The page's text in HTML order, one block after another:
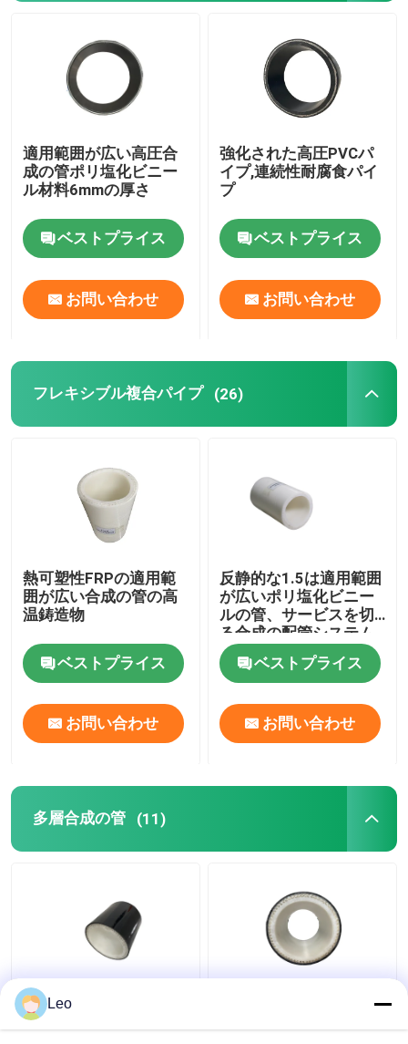
適用範囲が広い高圧合
成の管ポリ塩化ビニー
ル材料6mmの厚さ
ベストプライス
お問い合わせ
強化された高圧PVCパ
イプ,連続性耐腐食パイ
プ
ベストプライス
お問い合わせ
フレキシブル複合パイプ (26)
熱可塑性FRPの適用範
囲が広い合成の管の高
温鋳造物
ベストプライス
お問い合わせ
反静的な1.5は適用範囲
が広いポリ塩化ビニー
ルの管、サービスを切
る合成の配管システム
をじりじり動かす
ベストプライス
お問い合わせ
多層合成の管 (11)
高められた多層合成の
管32mpa反静的なポリ
滑らかな表面の多層の
Leo